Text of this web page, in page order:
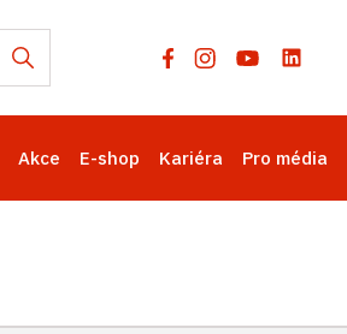
Akce E-shop Kariéra Pro média